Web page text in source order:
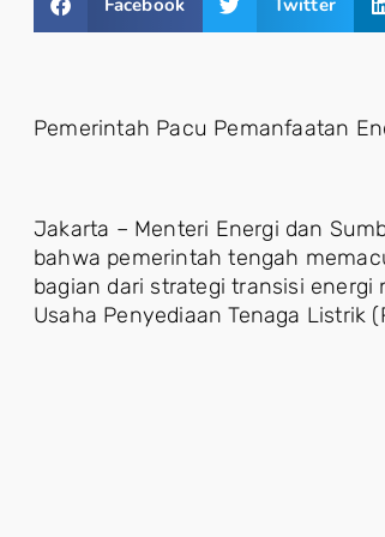
Facebook Twitter
Pemerintah Pacu Pemanfaatan
Jakarta – Menteri Energi dan
bahwa pemerintah tengah
bagian dari strategi transisi
Usaha Penyediaan Tenaga Listrik